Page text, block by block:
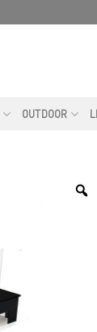
OUTDOOR